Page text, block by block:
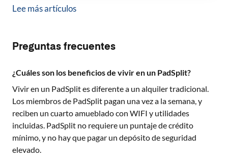
Lee más artículos
Preguntas frecuentes
¿Cuáles son los beneficios de vivir en un PadSplit?
Vivir en un PadSplit es diferente a un alquiler tradicional.
Los miembros de PadSplit pagan una vez a la semana, y
reciben un cuarto amueblado con WIFI y utilidades
incluidas. PadSplit no requiere un puntaje de crédito
mínimo, y no hay que pagar un depósito de seguridad
elevado.